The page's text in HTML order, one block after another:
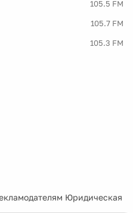
105.5 FM
105.7 FM
105.3 FM
Юридическая